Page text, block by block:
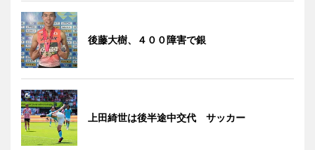
後藤大樹、４００障害で銀
上田綺世は後半途中交代 サッカー